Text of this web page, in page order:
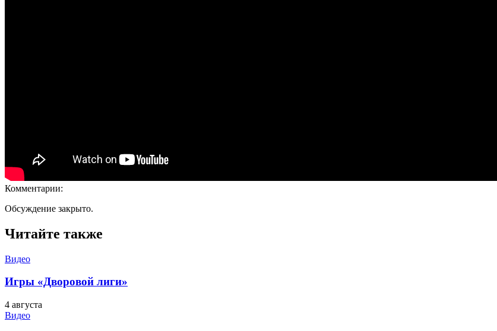
Комментарии:
Обсуждение закрыто.
Читайте также
Видео
Игры «Дворовой лиги»
4 августа
Видео